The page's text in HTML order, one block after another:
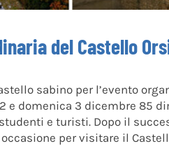
del Castello
sabino per l’evento
e domenica 3 dicembre 85
e turisti. Dopo il
per visitare il